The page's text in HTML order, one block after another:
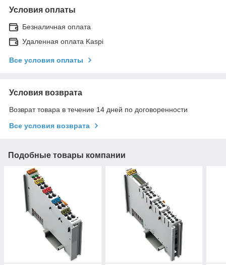
Условия оплаты
Безналичная оплата
Удаленная оплата Kaspi
Все условия оплаты
Условия возврата
Возврат товара в течение 14 дней по договоренности
Все условия возврата
Подобные товары компании